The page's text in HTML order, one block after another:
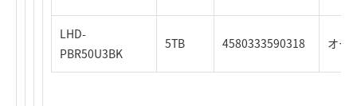
LHD-
PBR50U3BK
5TB 4580333590318 オー